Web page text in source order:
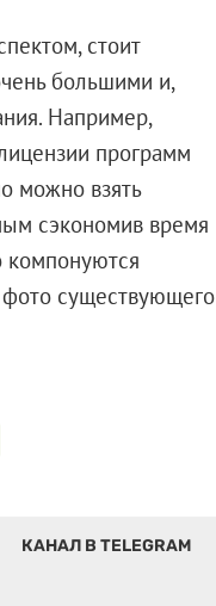
стоит
большими и,
Например,
программ
можно взять
сэкономив время
компонуются
существующего
КАНАЛ В TELEGRAM